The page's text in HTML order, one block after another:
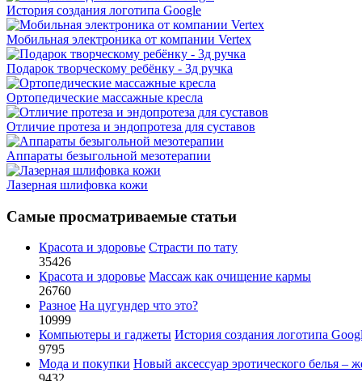
История создания логотипа Google
Мобильная электроника от компании Vertex
Подарок творческому ребёнку - 3д ручка
Ортопедические массажные кресла
Отличие протеза и эндопротеза для суставов
Аппараты безыгольной мезотерапии
Лазерная шлифовка кожи
Самые просматриваемые статьи
Красота и здоровье Страсти по тату
35426
Красота и здоровье Массаж как очищение кармы
26760
Разное На цугундер что это?
10999
Компьютеры и гаджеты История создания логотипа
9795
Мода и покупки Новый аксессуар эротического белья –